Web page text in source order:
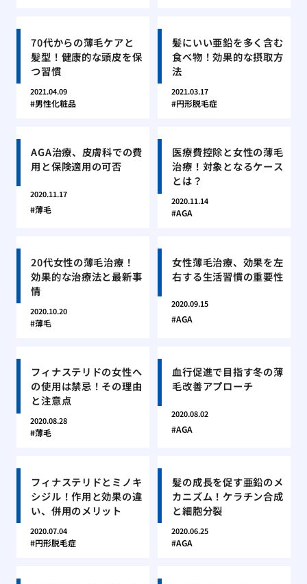
70代からの薄毛ケアと
髪型！健康的な頭皮を保
つ習慣
2021.04.09
男性化粧品
髪にいい亜鉛を多く含む
食べ物！効果的な摂取方
法
2021.03.17
円形脱毛症
AGA治療、皮膚科での費
用と保険適用の可否
2020.11.17
薄毛
医療費控除と女性の薄毛
治療！対象となるケース
とは？
2020.11.14
AGA
20代女性の薄毛治療！
効果的な治療法と最新事
情
2020.10.20
薄毛
女性薄毛治療、効果を左
右する生活習慣の重要性
2020.09.15
AGA
フィナステリドの女性へ
の使用は禁忌！その理由
と注意点
2020.08.28
薄毛
血行促進で目指す冬の薄
毛改善アプローチ
2020.08.02
AGA
フィナステリドとミノキ
シジル！作用と効果の違
い、併用のメリット
2020.07.04
円形脱毛症
髪の成長を促す亜鉛のメ
カニズム！ケラチン合成
と細胞分裂
2020.06.25
AGA